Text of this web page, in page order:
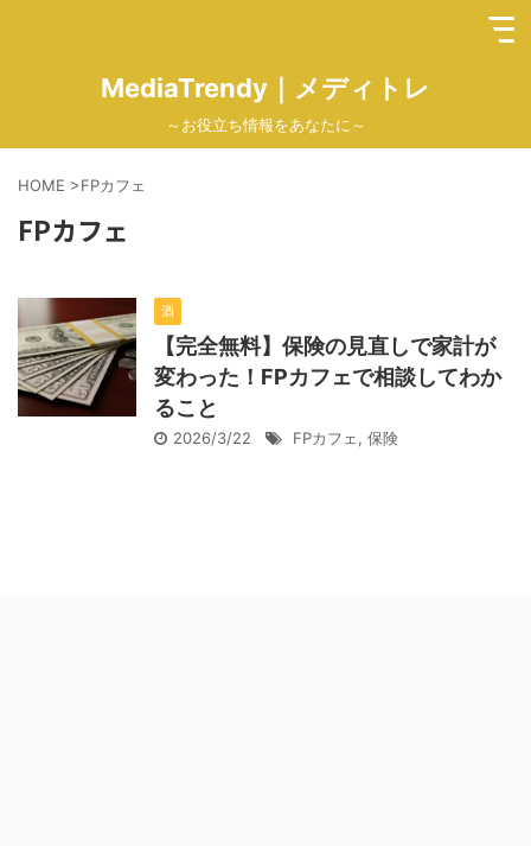
MediaTrendy｜メディトレ
～お役立ち情報をあなたに～
HOME >FPカフェ
FPカフェ
酒
【完全無料】保険の見直しで家計が
変わった！FPカフェで相談してわか
ること
2026/3/22 FPカフェ, 保険